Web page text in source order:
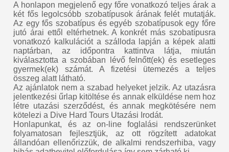
A honlapon megjelenő egy főre vonatkozó teljes árak a
két fős legolcsóbb szobatípusok árának felét mutatják.
Az egy fős szobatípus és egyéb szobatípusok egy főre
jutó árai ettől eltérhetnek. A konkrét más szobatípusra
vonatkozó kalkulációt a szálloda lapján a képek alatti
naptárban, az időpontra kattintva látja, miután
kiválasztotta a szobában lévő felnőtt(ek) és esetleges
gyermek(ek) számát. A fizetési ütemezés a teljes
összeg alatt látható.
Az ajánlatok nem a szabad helyeket jelzik. Az utazásra
jelentkezési űrlap kitöltése és annak elküldése nem hoz
létre utazási szerződést, és annak megkötésére nem
kötelezi a Dive Hard Tours Utazási Irodát.
Honlapunkat, és az on-line foglalási rendszerünket
folyamatosan fejlesztjük, az ott rögzített adatokat
állandóan ellenőrizzük, de alkalmi rendszerhiba, vagy